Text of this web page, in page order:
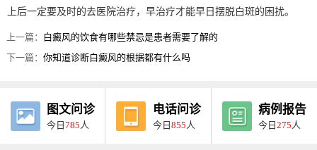
上后一定要及时的去医院治疗，早治疗才能早日摆脱白斑的困扰。
上一篇： 白癜风的饮食有哪些禁忌是患者需要了解的
下一篇：你知道诊断白癜风的根据都有什么吗
图文问诊
今日785 人
电话问诊
今日855 人
病例报告
今日275 人